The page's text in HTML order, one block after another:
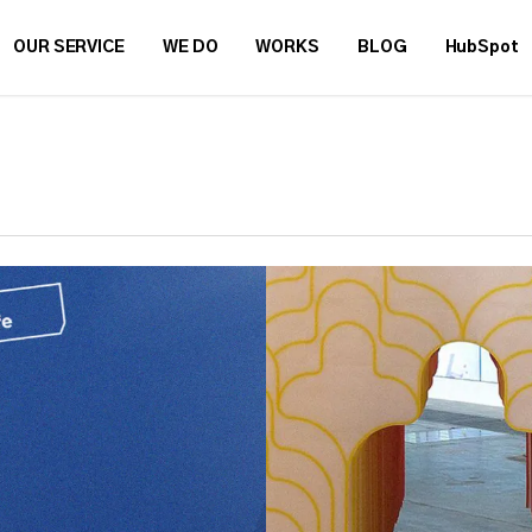
OUR SERVICE WE DO WORKS BLOG HubSpot